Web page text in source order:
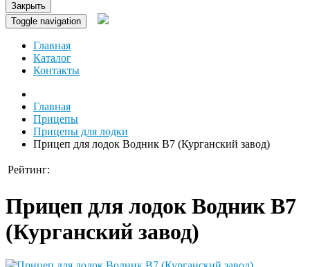
Закрыть
Toggle navigation
Главная
Каталог
Контакты
Главная
Прицепы
Прицепы для лодки
Прицеп для лодок Водник В7 (Курганский завод)
Рейтинг:
Прицеп для лодок Водник В7
(Курганский завод)